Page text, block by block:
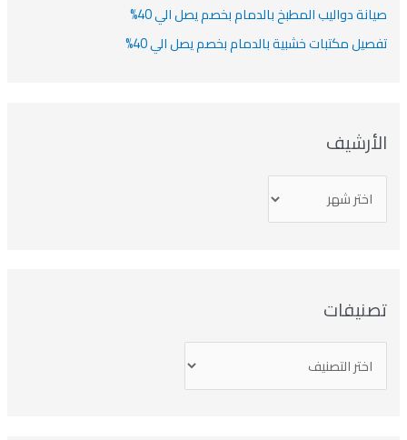
صيانة دواليب المطبخ بالدمام بخصم يصل الي 40%
تفصيل مكتبات خشبية بالدمام بخصم يصل الي 40%
الأرشيف
تصنيفات